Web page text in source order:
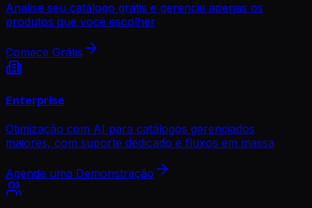
Analise seu catálogo grátis e gerencie apenas os
produtos que você escolher
Comece Grátis
Enterprise
Otimização com AI para catálogos gerenciados
maiores, com suporte dedicado e fluxos em massa
Agende uma Demonstração